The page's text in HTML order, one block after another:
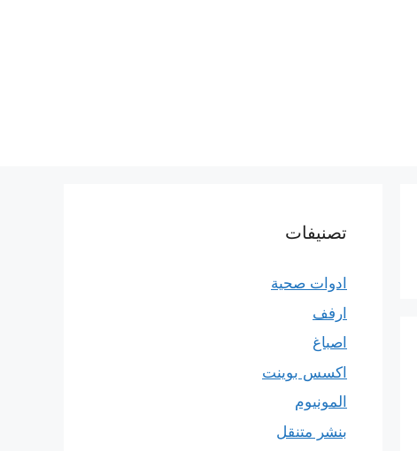
تصنيفات
ادوات صحية
ارفف
اصباغ
اكسس بوينت
المونيوم
بنشر متنقل